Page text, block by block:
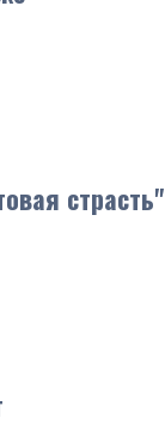
страсть"